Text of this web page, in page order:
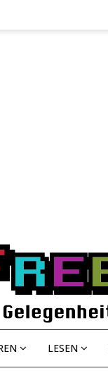
LESEN